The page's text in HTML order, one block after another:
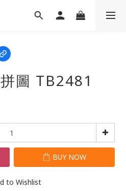
圖 TB2481
BUY NOW
to Wishlist